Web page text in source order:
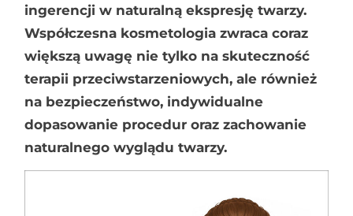
ingerencji w naturalną ekspresję twarzy.
Współczesna kosmetologia zwraca coraz
większą uwagę nie tylko na skuteczność
terapii przeciwstarzeniowych, ale również
na bezpieczeństwo, indywidualne
dopasowanie procedur oraz zachowanie
naturalnego wyglądu twarzy.